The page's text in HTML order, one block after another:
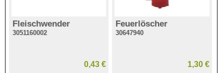
Fleischwender
3051160002
0,43 €
Feuerlöscher
30647940
1,30 €